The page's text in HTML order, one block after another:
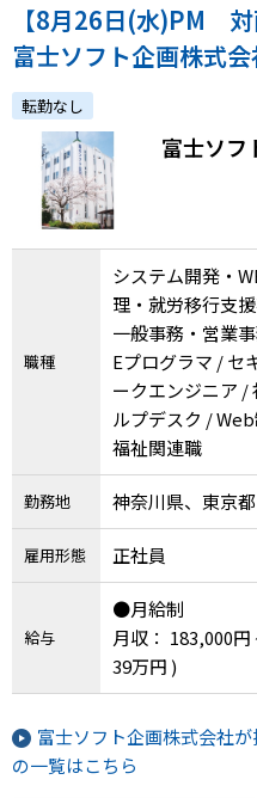
【8月26日(水)PM 対
富士ソフト企画株式
ループの特例子会社・
転勤なし
富士ソフ
職種
システム開発・
理・就労移行支
一般事務・営業
Eプログラマ / セ
ークエンジニア /
ルプデスク /
福祉関連職
勤務地 神奈川県、東京都
雇用形態 正社員
給与
●月給制
月収： 183,000円
39万円 )
富士ソフト企画株式会社
の一覧はこちら
障害のある新卒学生専門の
求人検索・スカウトサービス
障害者専門の求人検索・スカ
就労移行支援サービス
障害別専門支援の就労移行支
ソーシャルファームサービス
しいたけ生産で実現する
新しい障害者雇用支援サービス
就職・転職ノウハウ
お問い合わせ・よくある質問
お問い合わせ
よくある質問
採用をお考えの企業様はこち
メニュ